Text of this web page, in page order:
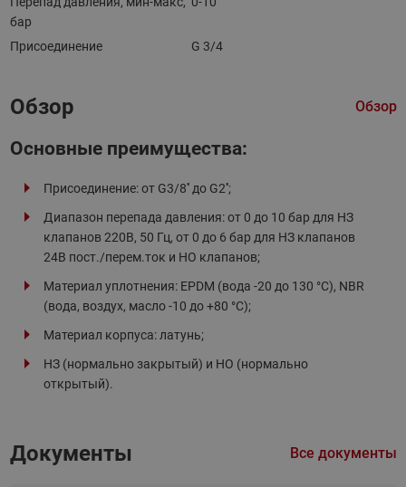
бар
Присоединение G 3/4
Обзор Обзор
Основные преимущества:
Присоединение: от G3/8'' до G2'';
Диапазон перепада давления: от 0 до 10 бар для НЗ
клапанов 220B, 50 Гц, от 0 до 6 бар для НЗ клапанов
24В пост./перем.ток и НО клапанов;
Материал уплотнения: EPDM (вода -20 до 130 °C), NBR
(вода, воздух, масло -10 до +80 °C);
Материал корпуса: латунь;
НЗ (нормально закрытый) и НО (нормально
открытый).
Документы Все документы